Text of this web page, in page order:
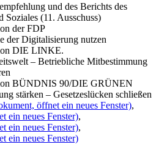
und des Berichts des
Soziales (11. Ausschuss)
der FDP
der Digitalisierung nutzen
DIE LINKE.
– Betriebliche Mitbestimmung
BÜNDNIS 90/DIE GRÜNEN
stärken – Gesetzeslücken schließen
öffnet ein neues Fenster),
ein neues Fenster),
ein neues Fenster),
ein neues Fenster)